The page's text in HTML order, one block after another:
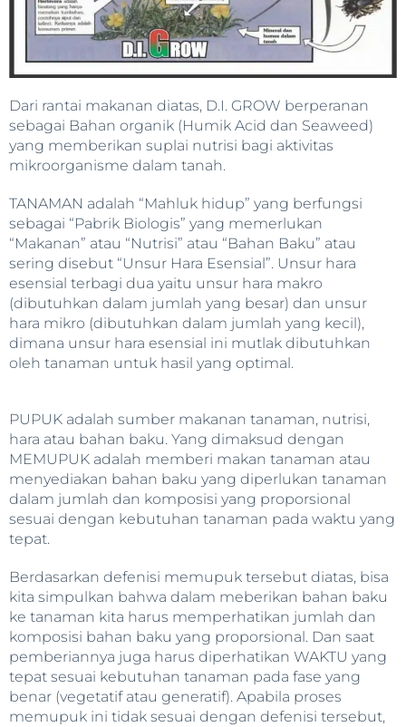
Dari rantai makanan diatas, D.I. GROW berperanan
sebagai Bahan organik (Humik Acid dan Seaweed)
yang memberikan suplai nutrisi bagi aktivitas
mikroorganisme dalam tanah.
TANAMAN adalah “Mahluk hidup” yang berfungsi
sebagai “Pabrik Biologis” yang memerlukan
“Makanan” atau “Nutrisi” atau “Bahan Baku” atau
sering disebut “Unsur Hara Esensial”. Unsur hara
esensial terbagi dua yaitu unsur hara makro
(dibutuhkan dalam jumlah yang besar) dan unsur
hara mikro (dibutuhkan dalam jumlah yang kecil),
dimana unsur hara esensial ini mutlak dibutuhkan
oleh tanaman untuk hasil yang optimal.
PUPUK adalah sumber makanan tanaman, nutrisi,
hara atau bahan baku. Yang dimaksud dengan
MEMUPUK adalah memberi makan tanaman atau
menyediakan bahan baku yang diperlukan tanaman
dalam jumlah dan komposisi yang proporsional
sesuai dengan kebutuhan tanaman pada waktu yang
tepat.
Berdasarkan defenisi memupuk tersebut diatas, bisa
kita simpulkan bahwa dalam meberikan bahan baku
ke tanaman kita harus memperhatikan jumlah dan
komposisi bahan baku yang proporsional. Dan saat
pemberiannya juga harus diperhatikan WAKTU yang
tepat sesuai kebutuhan tanaman pada fase yang
benar (vegetatif atau generatif). Apabila proses
memupuk ini tidak sesuai dengan defenisi tersebut,